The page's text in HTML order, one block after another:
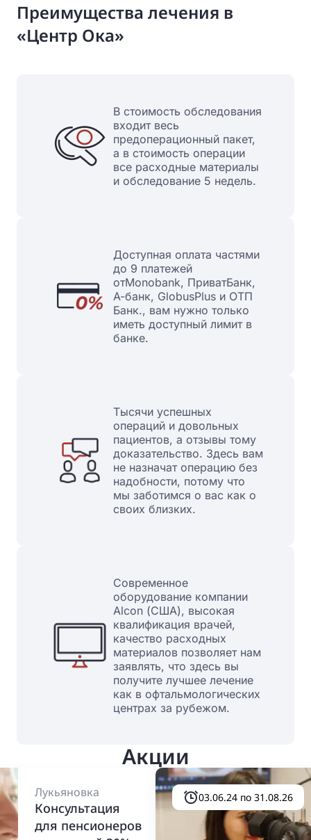
Преимущества лечения в
«Центр Ока»
В стоимость обследования
входит весь
предоперационный пакет,
а в стоимость операции
все расходные материалы
и обследование 5 недель.
Доступная оплата частями
до 9 платежей
отMonobank, ПриватБанк,
А-банк, GlobusPlus и ОТП
Банк., вам нужно только
иметь доступный лимит в
банке.
Тысячи успешных
операций и довольных
пациентов, а отзывы тому
доказательство. Здесь вам
не назначат операцию без
надобности, потому что
мы заботимся о вас как о
своих близких.
Современное
оборудование компании
Alcon (США), высокая
квалификация врачей,
качество расходных
материалов позволяет нам
заявлять, что здесь вы
получите лучшее лечение
как в офтальмологических
центрах за рубежом.
Акции
Лукьяновка
Консультация
для пенсионеров
03.06.24 по 31.08.26